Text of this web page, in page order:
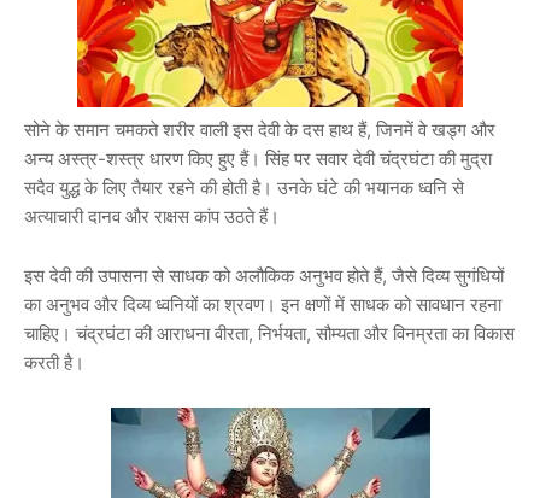
सोने के समान चमकते शरीर वाली इस देवी के दस हाथ हैं, जिनमें वे खड्ग और
अन्य अस्त्र-शस्त्र धारण किए हुए हैं। सिंह पर सवार देवी चंद्रघंटा की मुद्रा
सदैव युद्ध के लिए तैयार रहने की होती है। उनके घंटे की भयानक ध्वनि से
अत्याचारी दानव और राक्षस कांप उठते हैं।
इस देवी की उपासना से साधक को अलौकिक अनुभव होते हैं, जैसे दिव्य सुगंधियों
का अनुभव और दिव्य ध्वनियों का श्रवण। इन क्षणों में साधक को सावधान रहना
चाहिए। चंद्रघंटा की आराधना वीरता, निर्भयता, सौम्यता और विनम्रता का विकास
करती है।